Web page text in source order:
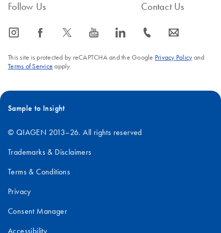
Follow Us
icon_0065_instagram-s icon_0064_facebook-s icon_0340_cc_gen_x-s icon_0077_youtube-s icon_0066_linkedin-s
Contact Us
icon_0072_phone-s icon_0063_envelope-s
This site is protected by reCAPTCHA and the Google Privacy Policyand
Terms of Service apply.
Sample to Insight
© QIAGEN 2013–26. All rights reserved
Trademarks & Disclaimers
Terms & Conditions
Privacy
Consent Manager
Accessibility